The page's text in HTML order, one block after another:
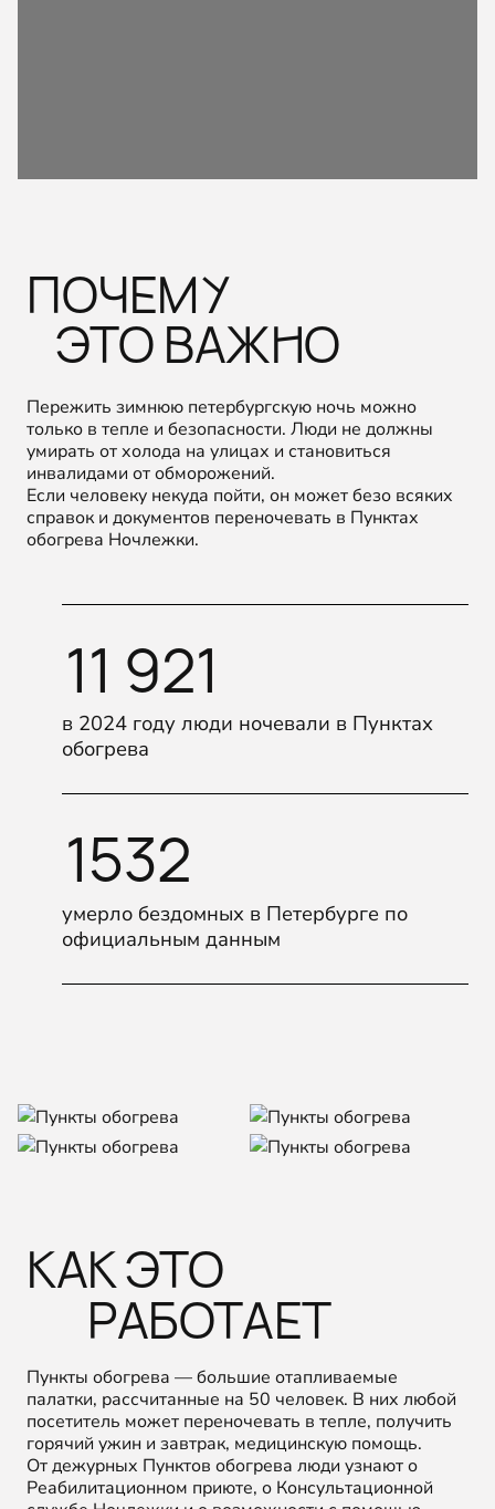
ПОЧЕМУ
ЭТО ВАЖНО
Пережить зимнюю петербургскую ночь можно
только в тепле и безопасности. Люди не должны
умирать от холода на улицах и становиться
инвалидами от обморожений.
Если человеку некуда пойти, он может безо всяких
справок и документов переночевать в Пунктах
обогрева Ночлежки.
11 921
в 2024 году люди ночевали в Пунктах
обогрева
1532
умерло бездомных в Петербурге по
официальным данным
КАК ЭТО
РАБОТАЕТ
Пункты обогрева — большие отапливаемые
палатки, рассчитанные на 50 человек. В них любой
посетитель может переночевать в тепле, получить
горячий ужин и завтрак, медицинскую помощь.
От дежурных Пунктов обогрева люди узнают о
Реабилитационном приюте, о Консультационной